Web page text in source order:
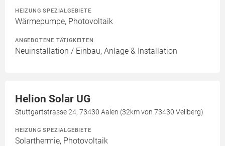
HEIZUNG SPEZIALGEBIETE
Wärmepumpe, Photovoltaik
ANGEBOTENE TÄTIGKEITEN
Neuinstallation / Einbau, Anlage & Installation
Helion Solar UG
Stuttgartstrasse 24, 73430 Aalen (32km von 73430 Vellberg)
HEIZUNG SPEZIALGEBIETE
Solarthermie, Photovoltaik